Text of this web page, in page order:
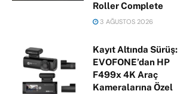
Roller Complete
3 AĞUSTOS 2026
Kayıt Altında Sürüş:
EVOFONE’dan HP
F499x 4K Araç
Kameralarına Özel